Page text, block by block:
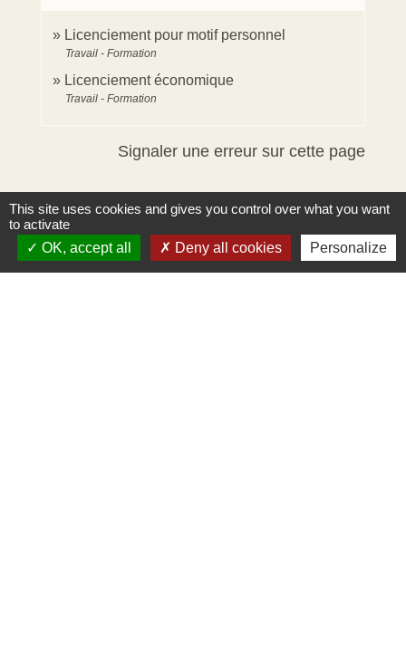
Licenciement pour motif personnel
Travail - Formation
Licenciement économique
Travail - Formation
Signaler une erreur sur cette page
This site uses cookies and gives you control over what you want
to activate
OK, accept all
Deny all cookies Personalize